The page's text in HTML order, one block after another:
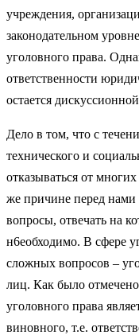
учреждения,
законодательном
уголовного права.
ответственности
остается
Дело в том, что с
технического и
отказываться от
же причине перед
вопросы, отвечать на
н6еобходимо. В сфере
сложных вопросов –
лиц. Как было
уголовного права
виновного, т.е.